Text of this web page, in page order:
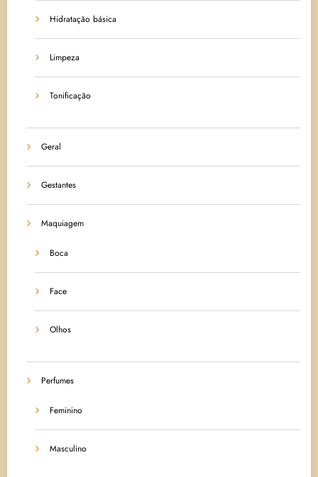
Hidratação básica
Limpeza
Tonificação
Geral
Gestantes
Maquiagem
Boca
Face
Olhos
Perfumes
Feminino
Masculino